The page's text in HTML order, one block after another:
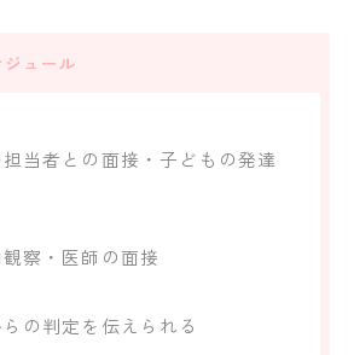
ュール
当者との面接・子どもの発達
察・医師の面接
の判定を伝えられる